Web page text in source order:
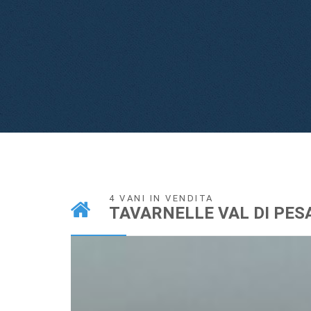
4 VANI IN VENDITA
TAVARNELLE VAL DI